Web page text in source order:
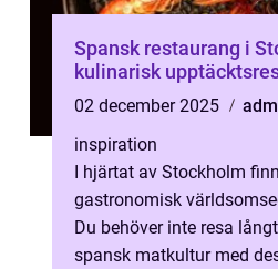
Spansk restaurang i
kulinarisk
02 december 2025
inspiration
I hjärtat av Stockholm
gastronomisk
Du behöver inte resa
spansk matkultur med